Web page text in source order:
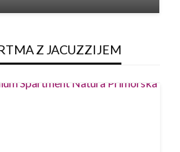
Z JACUZZIJEM